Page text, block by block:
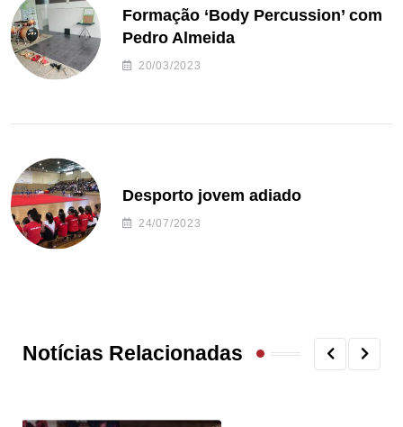
Formação ‘Body Percussion’ com
Pedro Almeida
20/03/2023
Desporto jovem adiado
24/07/2023
Notícias Relacionadas